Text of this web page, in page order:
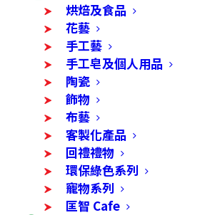
烘焙及食品
花藝
手工藝
手工皂及個人用品
陶瓷
飾物
布藝
客製化產品
回禮禮物
環保綠色系列
寵物系列
匡智 Cafe